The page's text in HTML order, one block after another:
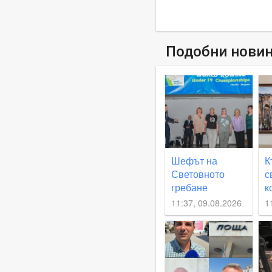
Подобни
Шефът на
Световното
гребане
награди
първите
български
олимпийски
медалисти
11:37, 09.08.2026